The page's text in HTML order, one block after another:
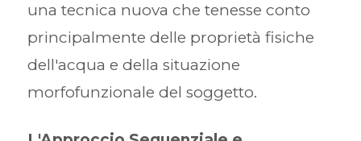
una tecnica nuova che tenesse conto
principalmente delle proprietà fisiche
dell'acqua e della situazione
morfofunzionale del soggetto.